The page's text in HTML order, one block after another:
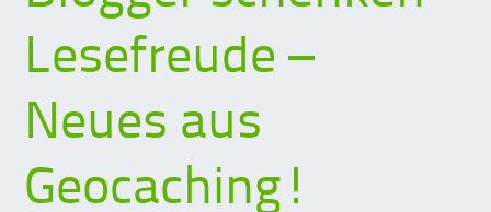
Lesefreude –
Neues aus
Geocaching!